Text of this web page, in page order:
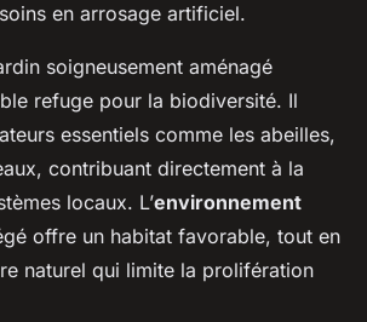
en arrosage artificiel.
soigneusement aménagé
refuge pour la biodiversité. Il
essentiels comme les abeilles,
contribuant directement à la
locaux. L’environnement
offre un habitat favorable, tout en
naturel qui limite la prolifération